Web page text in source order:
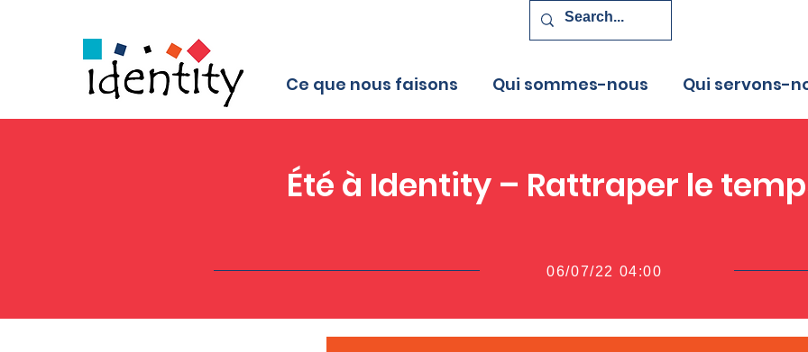
Ce que nous faisons Qui sommes-nous Qui servons-
Été à Identity – Rattraper le
06/07/22 04:00